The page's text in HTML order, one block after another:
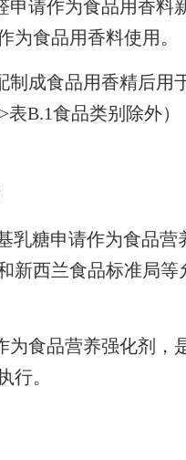
请作为食品用香料
为食品用香料使用。
成食品用香精后用
表B.1食品类别除外
糖申请作为食品营
新西兰食品标准局
食品营养强化剂，
行。